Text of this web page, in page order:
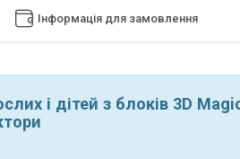
Інформація для замовлення
і дітей з блоків 3D